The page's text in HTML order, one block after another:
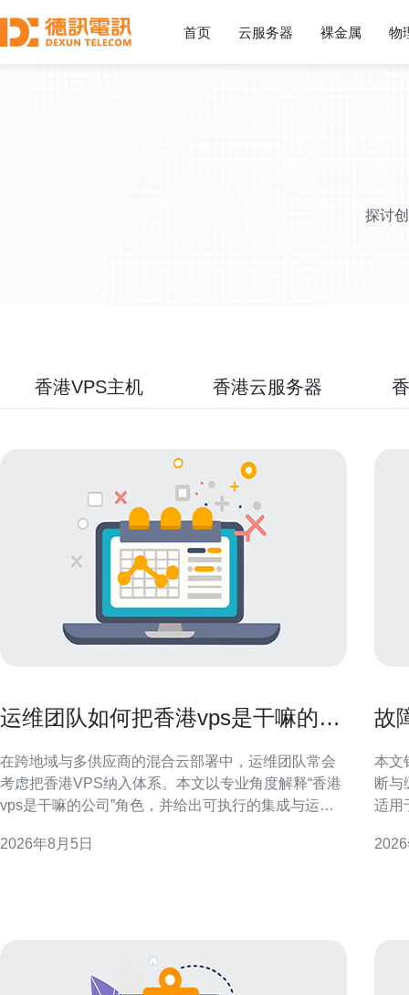
首页 云服务器 裸金属 物
探讨
香港VPS主机 香港云服务器
运维团队如何把香港vps是干嘛的公
在跨地域与多供应商的混合云部署中，运维团队常会
考虑把香港VPS纳入体系。本文以专业角度解释“香港
vps是干嘛的公司”角色，并给出可执行的集成与运维
什么将香港VPS纳入混合云部署策略 香港VPS通常指
2026年8月5日
故
本文
断与
适用
GIA